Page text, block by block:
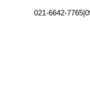
|
021-6642-7765